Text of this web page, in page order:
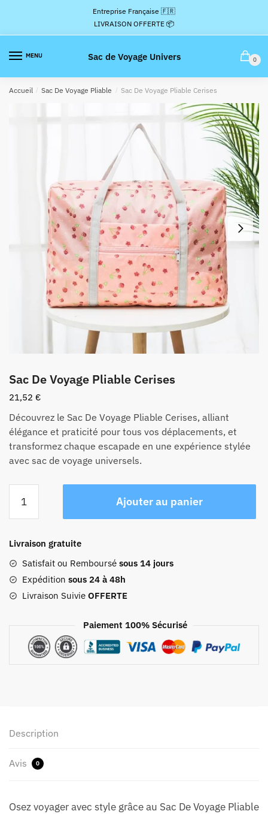
la
navigation
contenu
Entreprise Française 🇫🇷
LIVRAISON OFFERTE 📦
MENU Sac de Voyage Univers 0
Accueil / Sac De Voyage Pliable / Sac De Voyage Pliable Cerises
Sac De Voyage Pliable Cerises
21,52 €
Découvrez le Sac De Voyage Pliable Cerises, alliant
élégance et praticité pour tous vos déplacements, et
transformez chaque escapade en une expérience stylée
avec sac de voyage universels.
Sac
Voyage
Pliable
Cerises
Ajouter au panier
Livraison gratuite
Satisfait ou Remboursé sous 14 jours
Expédition sous 24 à 48h
Livraison Suivie OFFERTE
Paiement 100% Sécurisé
Description
Avis 0
Osez voyager avec style grâce au Sac De Voyage Pliable